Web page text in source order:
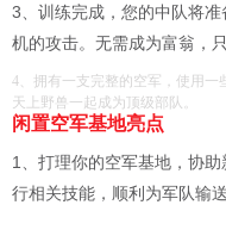
3、训练完成，您的中队将
机的攻击。无需成为富翁，
4、拥有一支完整的空军，使用
天上野兽一起成为顶级部队。
闲置空军基地亮点
1、打理你的空军基地，协
行相关技能，顺利为军队输